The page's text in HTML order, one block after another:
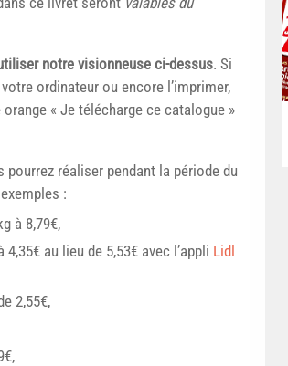
notre visionneuse ci-dessus. Si
ordinateur ou encore l’imprimer,
« Je télécharge ce catalogue »
pourrez réaliser pendant la période du
:
à 8,79€,
au lieu de 5,53€ avec l’appli Lidl
2,55€,